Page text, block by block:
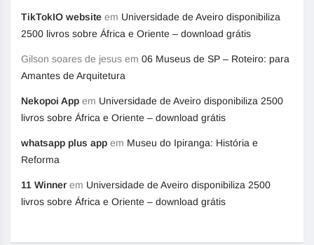
TikTokIO website em Universidade de Aveiro disponibiliza
2500 livros sobre África e Oriente – download grátis
Gilson soares de jesus em 06 Museus de SP – Roteiro: para
Amantes de Arquitetura
Nekopoi App em Universidade de Aveiro disponibiliza 2500
livros sobre África e Oriente – download grátis
whatsapp plus app em Museu do Ipiranga: História e
Reforma
11 Winner em Universidade de Aveiro disponibiliza 2500
livros sobre África e Oriente – download grátis